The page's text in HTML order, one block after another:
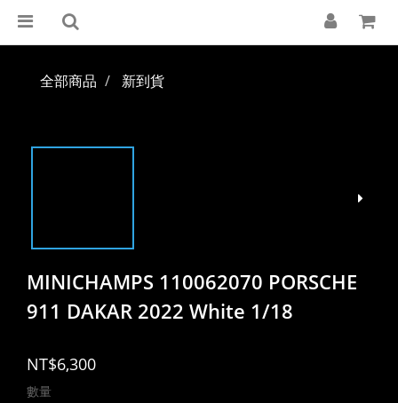
全部商品 新到貨
MINICHAMPS 110062070 PORSCHE
911 DAKAR 2022 White 1/18
NT$6,300
數量